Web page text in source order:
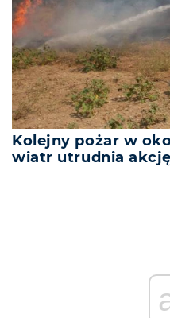
Kolejny pożar w
wiatr utrudnia